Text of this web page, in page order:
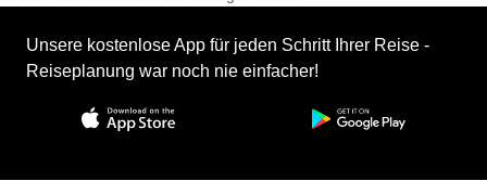
Unsere kostenlose App für jeden Schritt Ihrer Reise -
Reiseplanung war noch nie einfacher!